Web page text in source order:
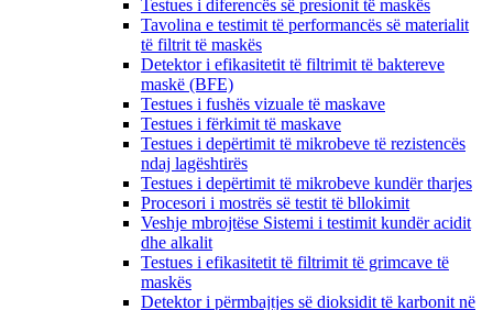
Testues i diferencës së presionit të maskës
Tavolina e testimit të performancës së materialit
të filtrit të maskës
Detektor i efikasitetit të filtrimit të baktereve
maskë (BFE)
Testues i fushës vizuale të maskave
Testues i fërkimit të maskave
Testues i depërtimit të mikrobeve të rezistencës
ndaj lagështirës
Testues i depërtimit të mikrobeve kundër tharjes
Procesori i mostrës së testit të bllokimit
Veshje mbrojtëse Sistemi i testimit kundër acidit
dhe alkalit
Testues i efikasitetit të filtrimit të grimcave të
maskës
Detektor i përmbajtjes së dioksidit të karbonit në